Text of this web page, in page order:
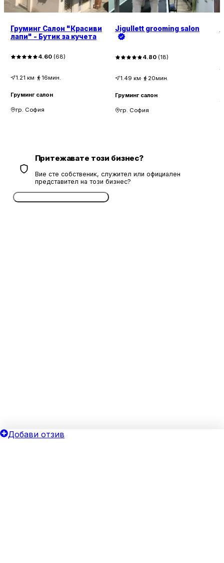
Груминг Салон "Красиви
лапи" - Бутик за кучета
4.60 (68)
1.21 км· 16мин.
Груминг салон
гр. София
Jigullett grooming salon
4.80 (18)
1.49 км· 20мин.
Груминг салон
гр. София
Притежавате този бизнес?
Вие сте собственик, служител или официален
представител на този бизнес?
Добави отзив